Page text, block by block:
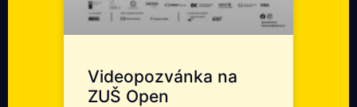
Videopozvánka na
ZUŠ Open